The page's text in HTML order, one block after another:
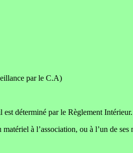
par le C.A)
déterminé par le Règlement Intérieur.
à l’association, ou à l’un de ses